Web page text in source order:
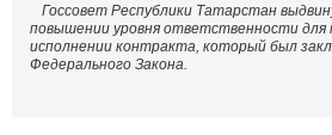
Госсовет Республики Татарстан
повышении уровня ответственности для
исполнении контракта, который был
Федерального Закона.